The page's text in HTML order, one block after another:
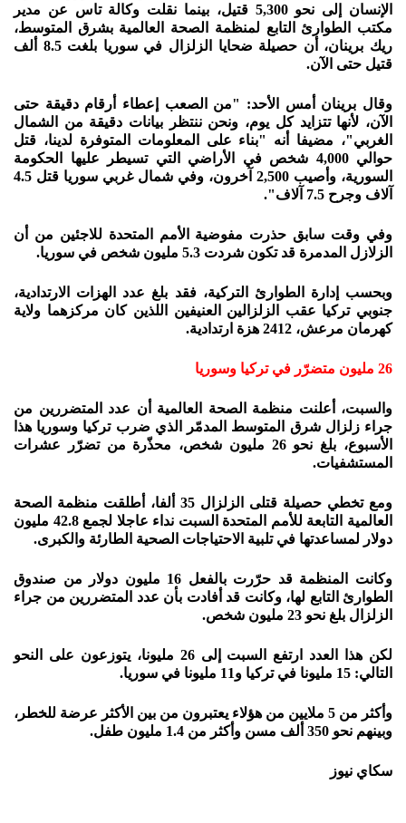
الإنسان إلى نحو 5,300 قتيل، بينما نقلت وكالة تاس عن مدير
مكتب الطوارئ التابع لمنظمة الصحة العالمية بشرق المتوسط،
ريك برينان، أن حصيلة ضحايا الزلزال في سوريا بلغت 8.5 ألف
قتيل حتى الآن.
وقال برينان أمس الأحد: "من الصعب إعطاء أرقام دقيقة حتى
الآن، لأنها تتزايد كل يوم، ونحن ننتظر بيانات دقيقة من الشمال
الغربي"، مضيفا أنه "بناء على المعلومات المتوفرة لدينا، قتل
حوالي 4,000 شخص في الأراضي التي تسيطر عليها الحكومة
السورية، وأصيب 2,500 آخرون، وفي شمال غربي سوريا قتل 4.5
آلاف وجرح 7.5 آلاف".
وفي وقت سابق حذرت مفوضية الأمم المتحدة للاجئين من أن
الزلازل المدمرة قد تكون شردت 5.3 مليون شخص في سوريا.
وبحسب إدارة الطوارئ التركية، فقد بلغ عدد الهزات الارتدادية،
جنوبي تركيا عقب الزلزالين العنيفين اللذين كان مركزهما ولاية
كهرمان مرعش، 2412 هزة ارتدادية.
26 مليون متضرّر في تركيا وسوريا
والسبت، أعلنت منظمة الصحة العالمية أن عدد المتضررين من
جراء زلزال شرق المتوسط المدمّر الذي ضرب تركيا وسوريا هذا
الأسبوع، بلغ نحو 26 مليون شخص، محذّرة من تضرّر عشرات
المستشفيات.
ومع تخطي حصيلة قتلى الزلزال 35 ألفا، أطلقت منظمة الصحة
العالمية التابعة للأمم المتحدة السبت نداء عاجلا لجمع 42.8 مليون
دولار لمساعدتها في تلبية الاحتياجات الصحية الطارئة والكبرى.
وكانت المنظمة قد حرّرت بالفعل 16 مليون دولار من صندوق
الطوارئ التابع لها، وكانت قد أفادت بأن عدد المتضررين من جراء
الزلزال بلغ نحو 23 مليون شخص.
لكن هذا العدد ارتفع السبت إلى 26 مليونا، يتوزعون على النحو
التالي: 15 مليونا في تركيا و11 مليونا في سوريا.
وأكثر من 5 ملايين من هؤلاء يعتبرون من بين الأكثر عرضة للخطر،
وبينهم نحو 350 ألف مسن وأكثر من 1.4 مليون طفل.
سكاي نيوز